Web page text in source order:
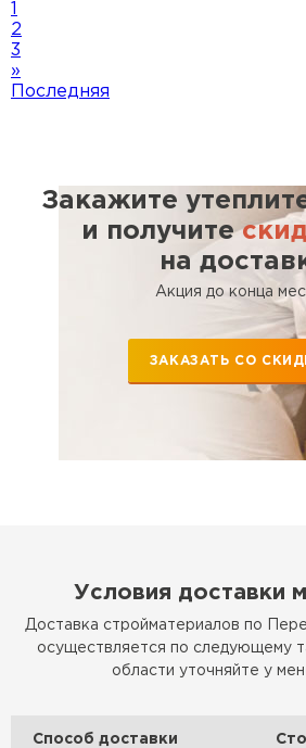
2
3
»
Последняя
Закажите
и получите
на
Акция до конца
ЗАКАЗАТЬ СО
Условия доставки
Доставка стройматериалов по
осуществляется по следующему
области уточняйте у
Способ доставки